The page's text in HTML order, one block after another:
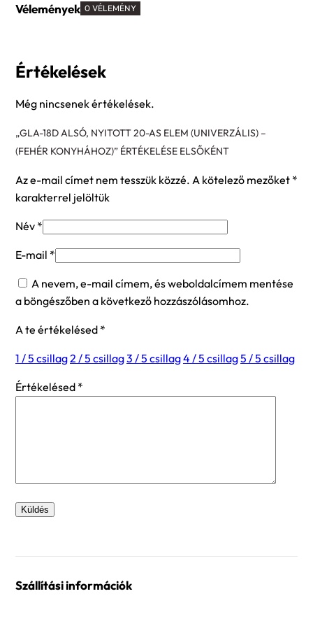
Vélemények 0 VÉLEMÉNY
Értékelések
Még nincsenek értékelések.
„GLA-18D ALSÓ, NYITOTT 20-AS ELEM (UNIVERZÁLIS) –
(FEHÉR KONYHÁHOZ)” ÉRTÉKELÉSE ELSŐKÉNT
Az e-mail címet nem tesszük közzé. A kötelező mezőket *
karakterrel jelöltük
Név *
E-mail *
A nevem, e-mail címem, és weboldalcímem mentése
a böngészőben a következő hozzászólásomhoz.
A te értékelésed *
1 / 5 csillag2 / 5 csillag3 / 5 csillag4 / 5 csillag5 / 5 csillag
Értékelésed *
Szállítási információk